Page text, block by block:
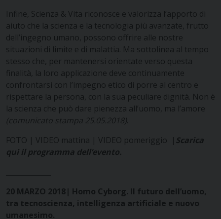
Infine, Scienza & Vita riconosce e valorizza l’apporto di
aiuto che la scienza e la tecnologia più avanzate, frutto
dell’ingegno umano, possono offrire alle nostre
situazioni di limite e di malattia. Ma sottolinea al tempo
stesso che, per mantenersi orientate verso questa
finalità, la loro applicazione deve continuamente
confrontarsi con l’impegno etico di porre al centro e
rispettare la persona, con la sua peculiare dignità. Non è
la scienza che può dare pienezza all’uomo, ma l’amore
(comunicato stampa 25.05.2018).
FOTO | VIDEO mattina | VIDEO pomeriggio | Scarica
qui il programma dell’evento.
20 MARZO 2018| Homo Cyborg. Il futuro dell’uomo,
tra tecnoscienza, intelligenza artificiale e nuovo
umanesimo.